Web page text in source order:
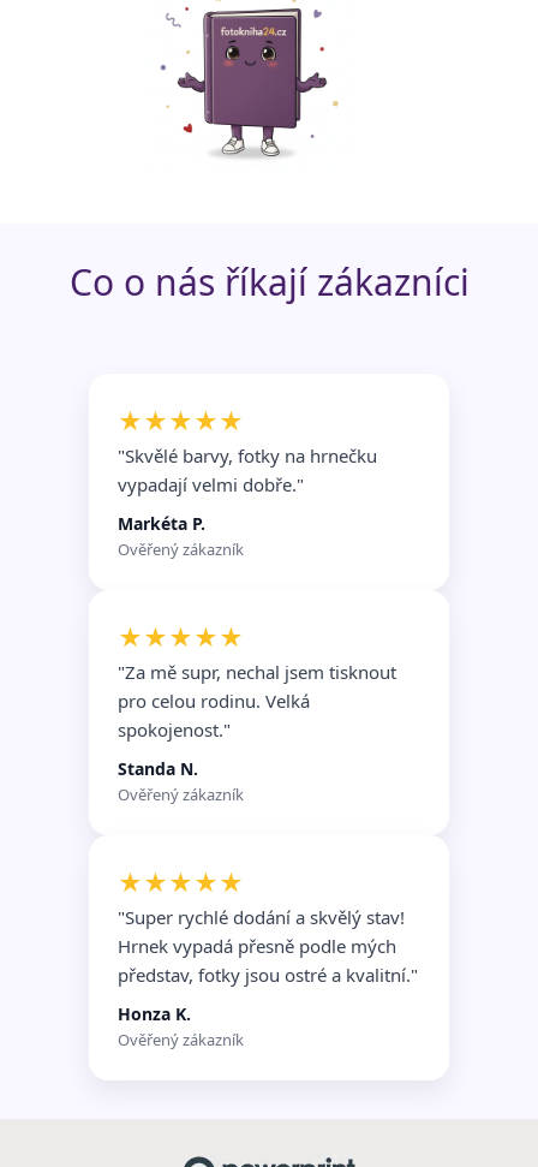
Co o nás říkají zákazníci
★★★★★
"Skvělé barvy, fotky na hrnečku
vypadají velmi dobře."
Markéta P.
Ověřený zákazník
★★★★★
"Za mě supr, nechal jsem tisknout
pro celou rodinu. Velká
spokojenost."
Standa N.
Ověřený zákazník
★★★★★
"Super rychlé dodání a skvělý stav!
Hrnek vypadá přesně podle mých
představ, fotky jsou ostré a kvalitní."
Honza K.
Ověřený zákazník